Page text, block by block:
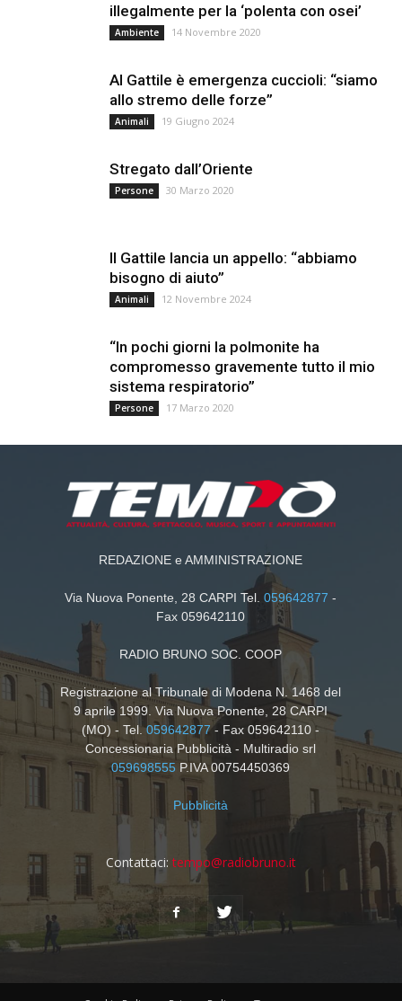
illegalmente per la ‘polenta con osei’
Ambiente 14 Novembre 2020
Al Gattile è emergenza cuccioli: “siamo
allo stremo delle forze”
Animali 19 Giugno 2024
Stregato dall’Oriente
Persone 30 Marzo 2020
Il Gattile lancia un appello: “abbiamo
bisogno di aiuto”
Animali 12 Novembre 2024
“In pochi giorni la polmonite ha
compromesso gravemente tutto il mio
sistema respiratorio”
Persone 17 Marzo 2020
REDAZIONE e AMMINISTRAZIONE
Via Nuova Ponente, 28 CARPI Tel.059642877 -
Fax 059642110
RADIO BRUNO SOC. COOP
Registrazione al Tribunale di Modena N. 1468 del
9 aprile 1999. Via Nuova Ponente, 28 CARPI
(MO) - Tel.059642877- Fax 059642110 -
Concessionaria Pubblicità - Multiradio srl
059698555 P.IVA 00754450369
Pubblicità
Contattaci: tempo@radiobruno.it